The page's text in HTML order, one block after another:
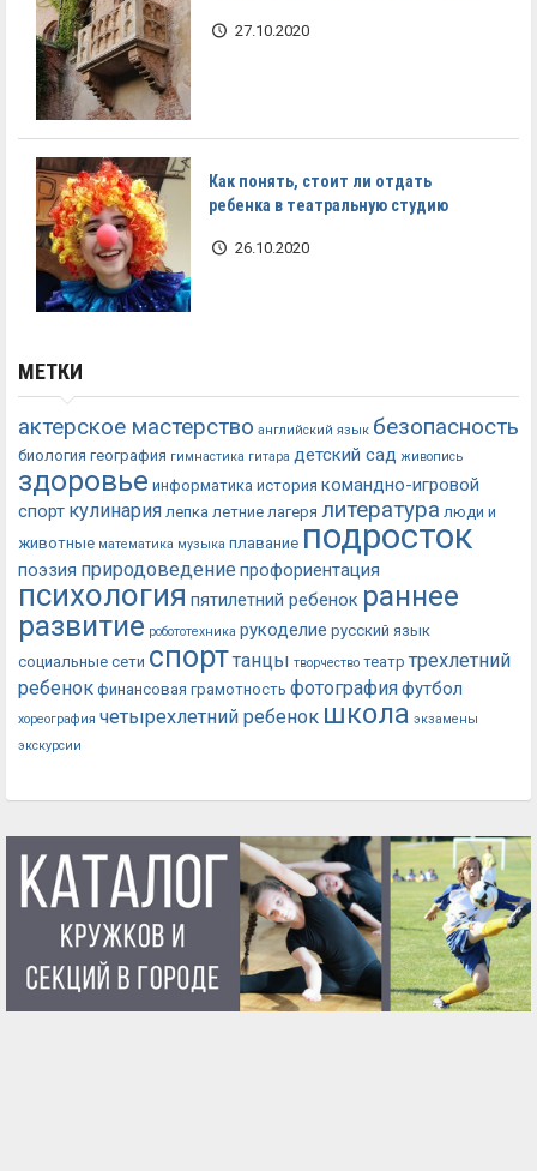
27.10.2020
Как понять, стоит ли отдать
ребенка в театральную студию
26.10.2020
МЕТКИ
актерское мастерство английский язык безопасность
биология география гимнастика гитара детский сад живопись
здоровье информатика история командно-игровой
спорт кулинария лепка летние лагеря литература люди и
животные математика музыка плавание подросток
поэзия природоведениепрофориентация
психология пятилетний ребенок раннее
развитие робототехника рукоделие русский язык
социальные сети спорттанцы творчество театр трехлетний
ребенок финансовая грамотность фотографияфутбол
хореография четырехлетний ребенок школа экзамены
экскурсии